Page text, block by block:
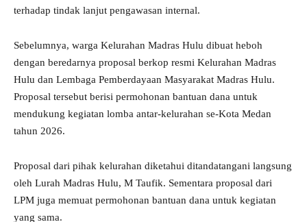
terhadap tindak lanjut pengawasan internal.
Sebelumnya, warga Kelurahan Madras Hulu dibuat heboh
dengan beredarnya proposal berkop resmi Kelurahan Madras
Hulu dan Lembaga Pemberdayaan Masyarakat Madras Hulu.
Proposal tersebut berisi permohonan bantuan dana untuk
mendukung kegiatan lomba antar-kelurahan se-Kota Medan
tahun 2026.
Proposal dari pihak kelurahan diketahui ditandatangani langsung
oleh Lurah Madras Hulu, M Taufik. Sementara proposal dari
LPM juga memuat permohonan bantuan dana untuk kegiatan
yang sama.